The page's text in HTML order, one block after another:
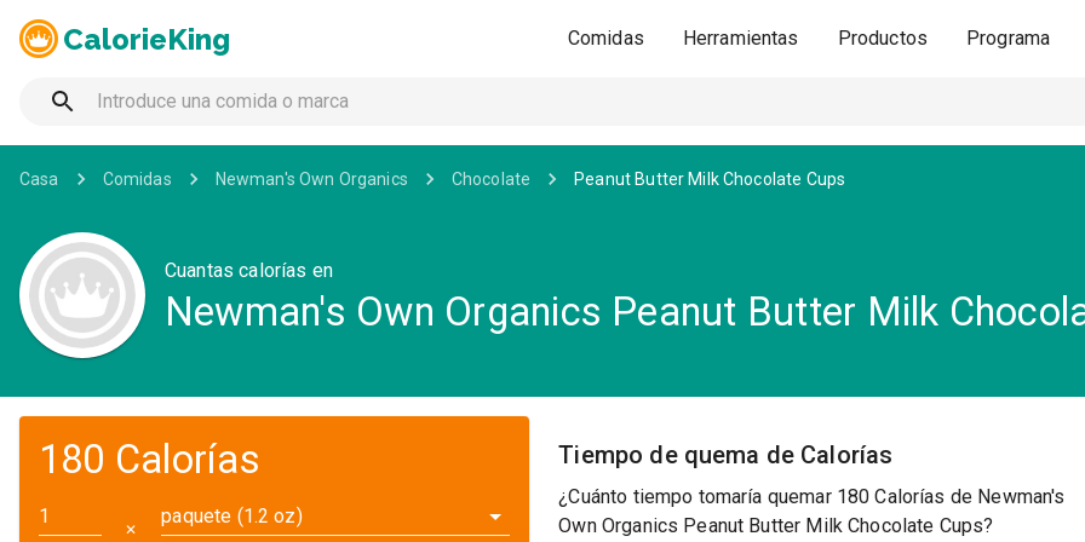
CalorieKing Comidas Herramientas Productos Programa
Casa Comidas Newman's Own Organics Chocolate Peanut Butter Milk Chocolate Cups
Cuantas calorías en
Newman's Own Organics Peanut Butter Milk
180 Calorías
✕
paquete (1.2 oz)
Tiempo de quema de Calorías
¿Cuánto tiempo tomaría quemar 180 Calorías de Newman's
Own Organics Peanut Butter Milk Chocolate Cups?